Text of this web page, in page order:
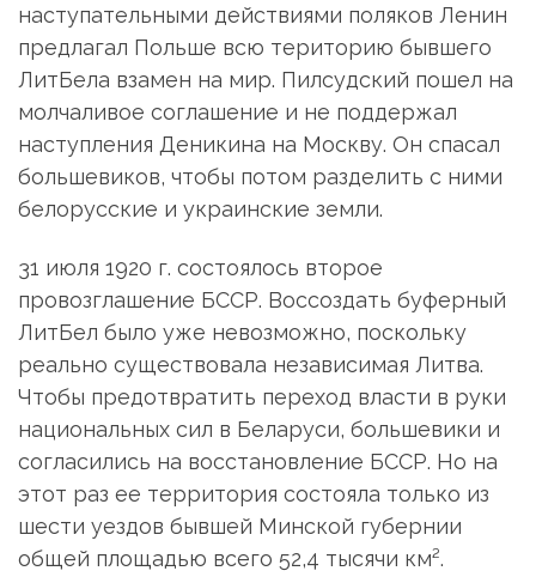
наступательными действиями поляков Ленин
предлагал Польше всю територию бывшего
ЛитБела взамен на мир. Пилсудский пошел на
молчаливое соглашение и не поддержал
наступления Деникина на Москву. Он спасал
большевиков, чтобы потом разделить с ними
белорусские и украинские земли.
31 июля 1920 г. состоялось второе
провозглашение БССР. Воссоздать буферный
ЛитБел было уже невозможно, поскольку
реально существовала независимая Литва.
Чтобы предотвратить переход власти в руки
национальных сил в Беларуси, большевики и
согласились на восстановление БССР. Но на
этот раз ее территория состояла только из
шести уездов бывшей Минской губернии
общей площадью всего 52,4 тысячи км².